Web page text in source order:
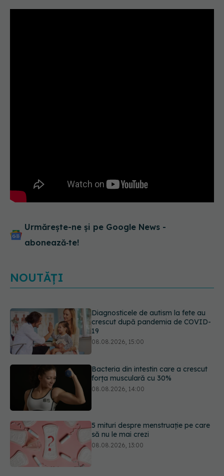
Urmărește-ne și pe Google News -
abonează‑te!
NOUTĂȚI
Bacteria din intestin care a crescut
forța musculară cu 30%
08.08.2026, 14:00
5 mituri despre menstruație pe care
să nu le mai crezi
08.08.2026, 13:00
Primele 1.000 de zile ar putea
decide sănătatea creierului pentru
întreaga viață